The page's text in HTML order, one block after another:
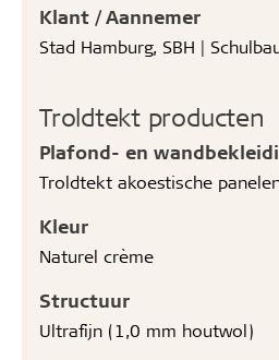
Klant / Aannemer
Stad Hamburg, SBH |
Troldtekt producten
Plafond- en
Troldtekt akoestische
Kleur
Naturel crème
Structuur
Ultrafijn (1,0 mm houtwol)